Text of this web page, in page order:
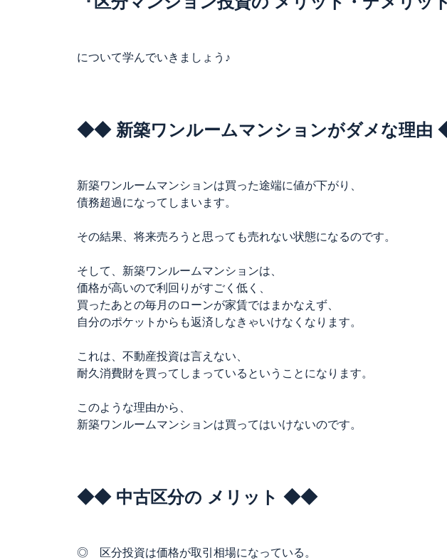
について学んでいきましょう♪
◆◆ 新築ワンルームマンションがダメな理
新築ワンルームマンションは買った途端に値が下がり、
債務超過になってしまいます。
その結果、将来売ろうと思っても売れない状態になるのです。
そして、新築ワンルームマンションは、
価格が高いので利回りがすごく低く、
買ったあとの毎月のローンが家賃ではまかなえず、
自分のポケットからも返済しなきゃいけなくなります。
これは、不動産投資は言えない、
耐久消費財を買ってしまっているということになります。
このような理由から、
新築ワンルームマンションは買ってはいけないのです。
◆◆ 中古区分の メリット ◆◆
◎ 区分投資は価格が取引相場になっている。